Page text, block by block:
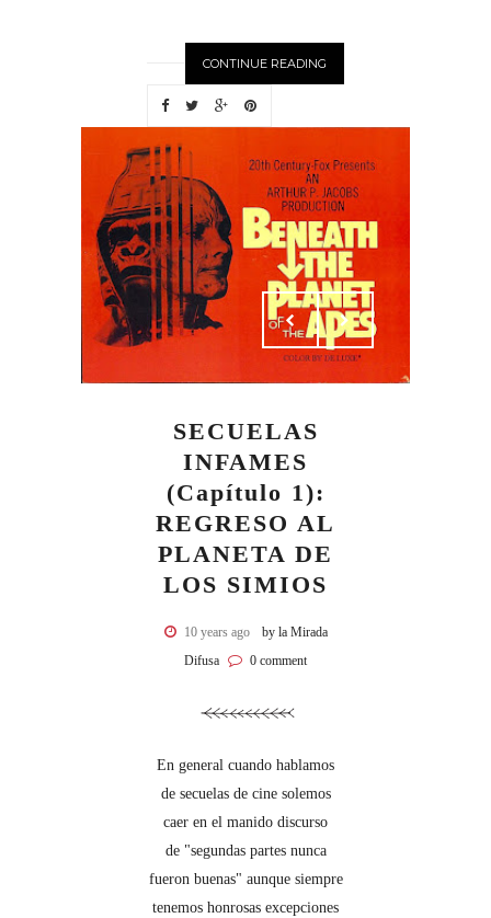
CONTINUE READING
SECUELAS
INFAMES
(Capítulo 1):
REGRESO AL
PLANETA DE
LOS SIMIOS
10 years ago
by la Mirada
Difusa
0 comment
En general cuando hablamos
de secuelas de cine solemos
caer en el manido discurso
de "segundas partes nunca
fueron buenas" aunque siempre
tenemos honrosas excepciones